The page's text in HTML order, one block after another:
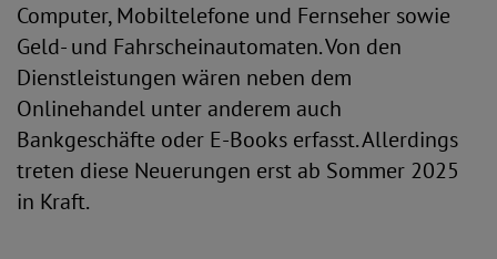
Computer, Mobiltelefone und Fernseher sowie
Geld- und Fahrscheinautomaten. Von den
Dienstleistungen wären neben dem
Onlinehandel unter anderem auch
Bankgeschäfte oder E-Books erfasst. Allerdings
treten diese Neuerungen erst ab Sommer 2025
in Kraft.